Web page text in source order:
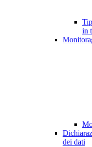
in
dei dati